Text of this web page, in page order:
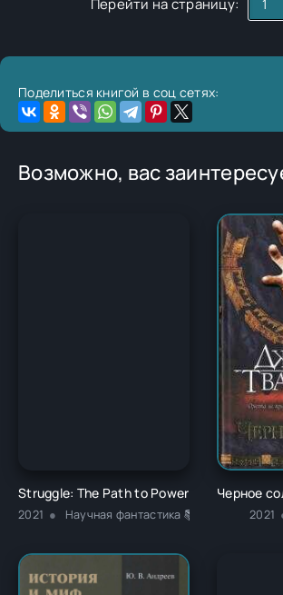
Перейти на страницу:
Поделиться книгой в соц сетях:
Возможно, вас
Struggle: The Path to Power - Владимир
2021 Научная фантастика 📚Боевики
Черное
2021